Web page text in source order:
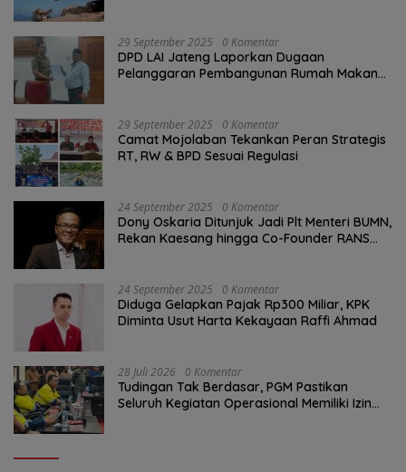
29 September 2025 0 Komentar
DPD LAI Jateng Laporkan Dugaan
Pelanggaran Pembangunan Rumah Makan
29 September 2025 0 Komentar
Camat Mojolaban Tekankan Peran Strategis
RT, RW & BPD Sesuai Regulasi
24 September 2025 0 Komentar
Dony Oskaria Ditunjuk Jadi Plt Menteri BUMN,
Rekan Kaesang hingga Co-Founder RANS
24 September 2025 0 Komentar
Diduga Gelapkan Pajak Rp300 Miliar, KPK
Diminta Usut Harta Kekayaan Raffi Ahmad
28 Juli 2026 0 Komentar
Tudingan Tak Berdasar, PGM Pastikan
Seluruh Kegiatan Operasional Memiliki Izin